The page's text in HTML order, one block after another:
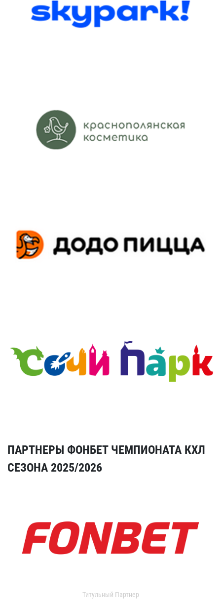
ПАРТНЕРЫ ФОНБЕТ ЧЕМПИОНАТА КХЛ
СЕЗОНА 2025/2026
Титульный Партнер